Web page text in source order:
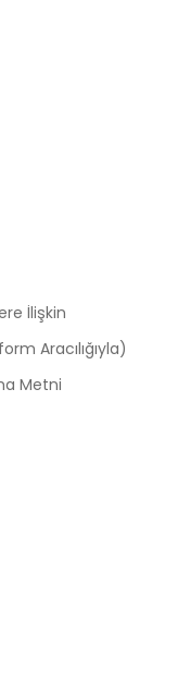
İlişkin
Aracılığıyla)
Metni